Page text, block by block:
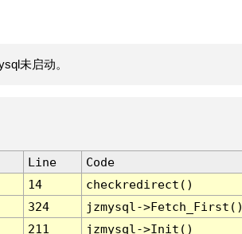
未启动。
Line
Code
14
checkredirect()
324
jzmysql-
211
jzmysql->Init()